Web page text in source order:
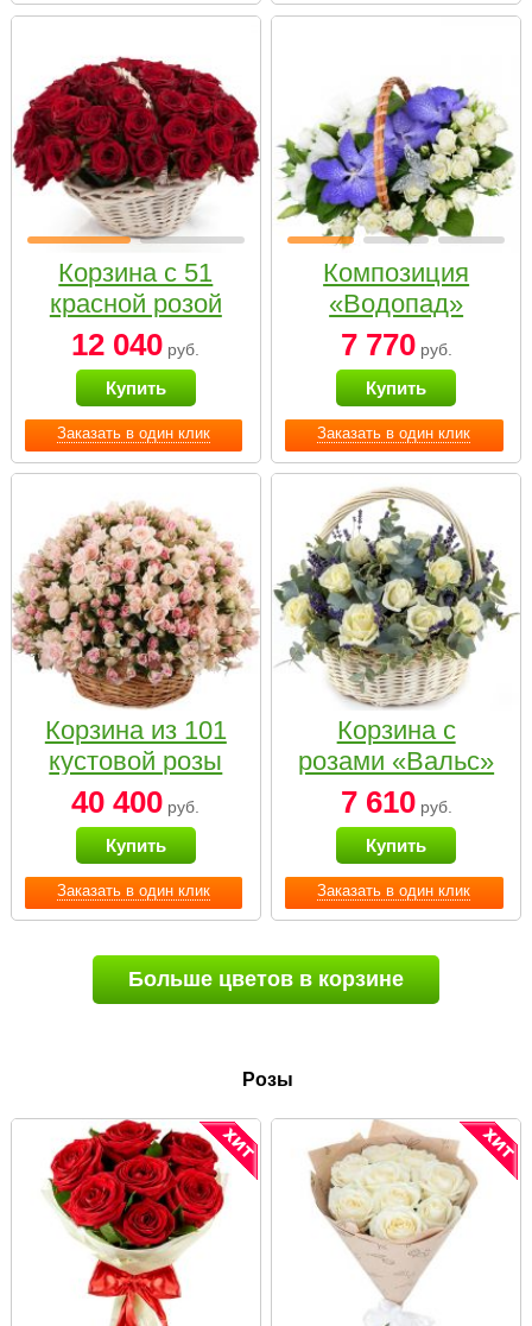
Заказать в один клик
Корзина с 51
красной розой
12 040 руб.
Купить
Заказать в один клик
Композиция
«Водопад»
7 770руб.
Купить
Заказать в один клик
Корзина из 101
кустовой розы
нежных тонов
40 400 руб.
Купить
Заказать в один клик
Корзина с
розами «Вальс»
7 610руб.
Купить
Больше цветов в корзине
Розы